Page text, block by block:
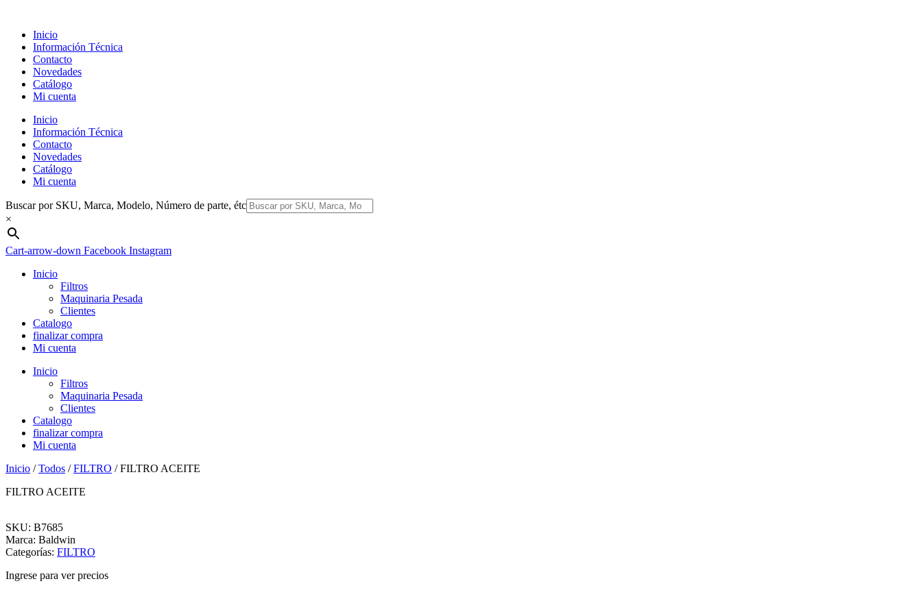
contenido
Inicio
Información Técnica
Contacto
Novedades
Catálogo
Mi cuenta
Inicio
Información Técnica
Contacto
Novedades
Catálogo
Mi cuenta
Buscar por SKU, Marca, Modelo, Número de parte, étc
×
Cart-arrow-down Facebook Instagram
Inicio
Filtros
Maquinaria Pesada
Clientes
Catalogo
finalizar compra
Mi cuenta
Inicio
Filtros
Maquinaria Pesada
Clientes
Catalogo
finalizar compra
Mi cuenta
Inicio /Todos /FILTRO / FILTRO ACEITE
FILTRO ACEITE
SKU: B7685
Marca: Baldwin
Categorías: FILTRO
Ingrese para ver precios